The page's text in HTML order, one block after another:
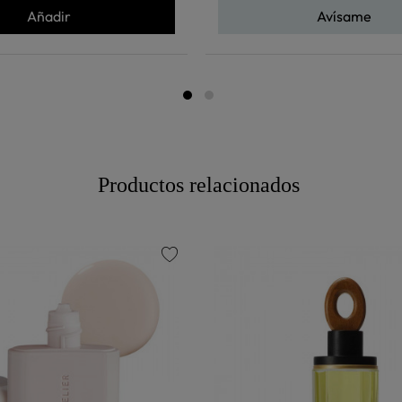
Añadir Avísame
Productos relacionados